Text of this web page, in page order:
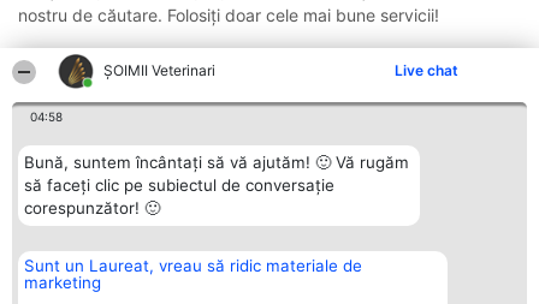
ȘOIMII Veterinari Live chat
04:58
Bună, suntem încântați să vă ajutăm! 🙂 Vă rugăm
să faceți clic pe subiectul de conversație
corespunzător! 🙂
Sunt un Laureat, vreau să ridic materiale de
marketing
nostru de căutare. Folosiți doar cele mai bune servicii!
Organizator Ranking
BRIGHT SOLUTIONS BR SRL
Plebiscyt Contact